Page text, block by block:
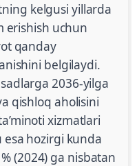
kelgusi yillarda
erishish uchun
qanday
belgilaydi.
2036-yilga
qishloq aholisini
xizmatlari
hozirgi kunda
(2024) ga nisbatan